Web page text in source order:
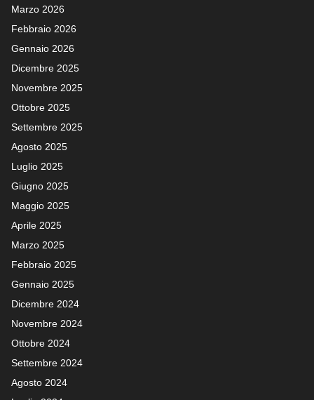
Marzo 2026
Febbraio 2026
Gennaio 2026
Dicembre 2025
Novembre 2025
Ottobre 2025
Settembre 2025
Agosto 2025
Luglio 2025
Giugno 2025
Maggio 2025
Aprile 2025
Marzo 2025
Febbraio 2025
Gennaio 2025
Dicembre 2024
Novembre 2024
Ottobre 2024
Settembre 2024
Agosto 2024